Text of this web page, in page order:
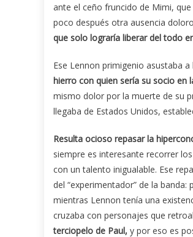
ante el ceño fruncido de Mimi, que
poco después otra ausencia
que solo lograría liberar del todo
Ese Lennon primigenio asustaba
hierro con quien sería su socio en
mismo dolor por la muerte de su
llegaba de Estados Unidos,
Resulta ocioso repasar la
siempre es interesante recorrer
con un talento inigualable. Ese
del “experimentador” de la
mientras Lennon tenía una
cruzaba con personajes que
terciopelo de Paul, y por eso es